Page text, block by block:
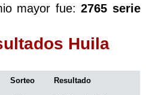
mayor fue:2765 serie
Huila
Sorteo Resultado